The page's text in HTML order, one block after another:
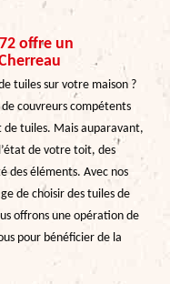
offre un
tuiles sur votre maison ?
couvreurs compétents
de tuiles. Mais auparavant,
de votre toit, des
des éléments. Avec nos
de choisir des tuiles de
offrons une opération de
pour bénéficier de la